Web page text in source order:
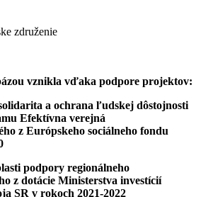
združenie
vznikla vďaka podpore projektov:
a ochrana ľudskej dôstojnosti
Efektívna verejná
z Európskeho sociálneho fondu
podpory regionálneho
z dotácie Ministerstva investícií
SR v rokoch 2021-2022